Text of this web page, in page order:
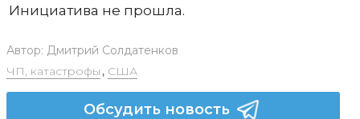
Инициатива не прошла.
Автор: Дмитрий Солдатенков
ЧП, катастрофы , США
Обсудить новость